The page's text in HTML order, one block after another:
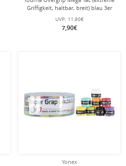
Griffigkeit, haltbar, breit) blau 3er
UVP: 11,90€
7,90€
Yonex